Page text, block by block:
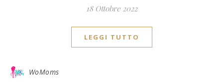
18 Ottobre 2022
LEGGI TUTTO
WoMoms